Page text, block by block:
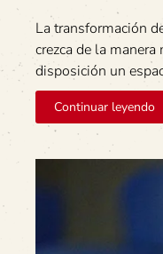
La transformación
crezca de la
disposición un
Continuar leyendo